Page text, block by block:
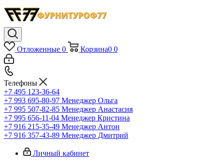
Отложенные 0 Корзина0 0
Телефоны
+7 495 123-36-64
+7 993 695-80-97 Менеджер Ольга
+7 995 507-82-85 Менеджер Анастасия
+7 995 656-11-04 Менеджер Кристина
+7 916 215-35-49 Менеджер Антон
+7 916 357-43-89 Менеджер Дмитрий
Личный кабинет